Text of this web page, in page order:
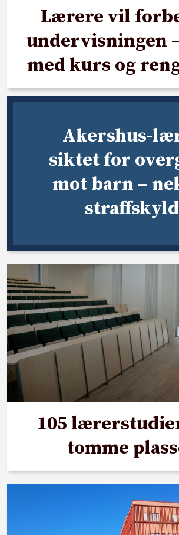
Lærere vil
undervisningen
med kurs og
Akershus-
siktet for
mot barn –
straffskyld
105
tomme